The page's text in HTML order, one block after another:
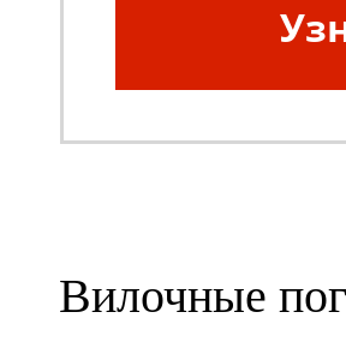
Вилочные